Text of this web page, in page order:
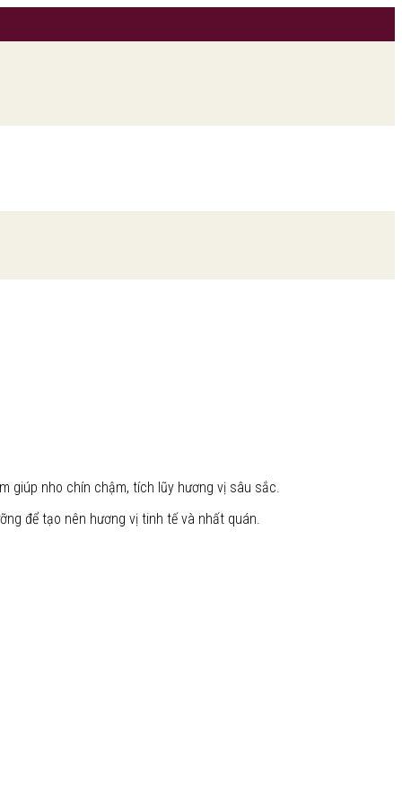
giúp nho chín chậm, tích lũy hương vị sâu sắc.
để tạo nên hương vị tinh tế và nhất quán.